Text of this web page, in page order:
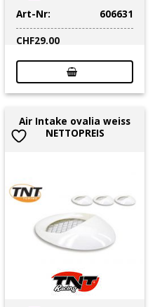
Art-Nr:
606631
CHF29.00
Air Intake ovalia weiss
NETTOPREIS